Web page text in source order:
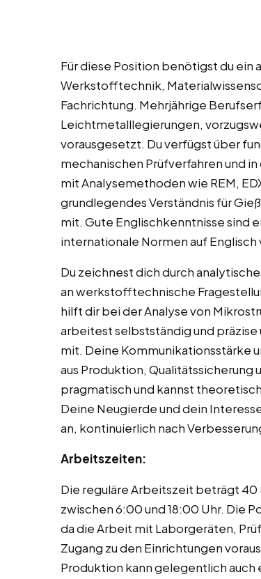
Für diese Position benötigst du ein
Werkstofftechnik,
Fachrichtung. Mehrjährige
Leichtmetalllegierungen,
vorausgesetzt. Du verfügst über
mechanischen Prüfverfahren und
mit Analysemethoden wie REM,
grundlegendes Verständnis für
mit. Gute Englischkenntnisse sind
internationale Normen auf Englisch
Du zeichnest dich durch
an werkstofftechnische
hilft dir bei der Analyse von
arbeitest selbstständig und präzise
mit. Deine Kommunikationsstärke
aus Produktion,
pragmatisch und kannst
Deine Neugierde und dein
an, kontinuierlich nach
Arbeitszeiten:
Die reguläre Arbeitszeit beträgt
zwischen 6:00 und 18:00 Uhr. Die
da die Arbeit mit Laborgeräten,
Zugang zu den Einrichtungen
Produktion kann gelegentlich auch